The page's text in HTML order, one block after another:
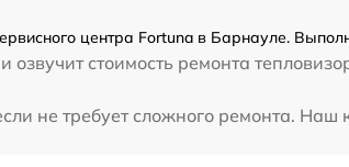
центра Fortuna в Барнауле.
стоимость ремонта
не требует сложного ремонта. Наш